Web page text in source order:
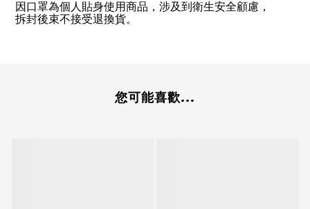
因口罩為個人貼身使用商品，涉及到衛生安全顧慮，
拆封後束不接受退換貨。
您可能喜歡...